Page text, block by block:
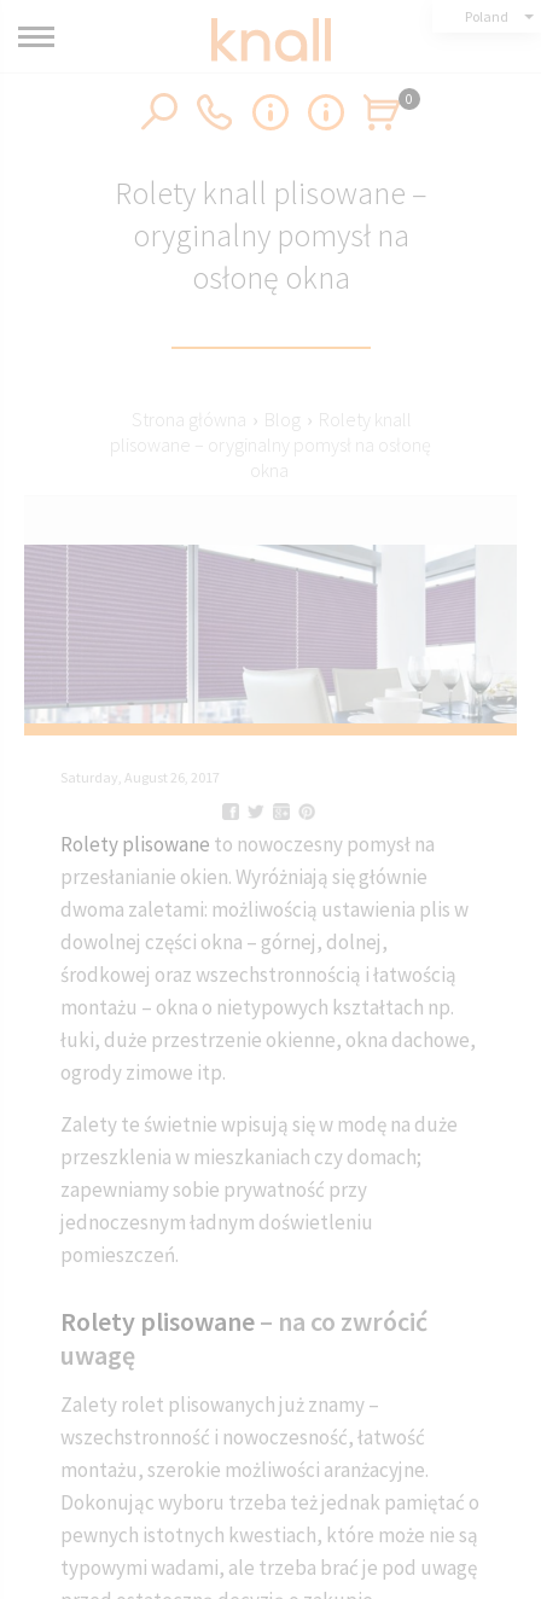
Poland
0
Rolety knall plisowane –
oryginalny pomysł na
osłonę okna
Strona główna › Blog › Rolety knall
plisowane – oryginalny pomysł na osłonę
okna
Saturday, August 26, 2017
Rolety plisowane to nowoczesny pomysł na
przesłanianie okien. Wyróżniają się głównie
dwoma zaletami: możliwością ustawienia plis w
dowolnej części okna – górnej, dolnej,
środkowej oraz wszechstronnością i łatwością
montażu – okna o nietypowych kształtach np.
łuki, duże przestrzenie okienne, okna dachowe,
ogrody zimowe itp.
Zalety te świetnie wpisują się w modę na duże
przeszklenia w mieszkaniach czy domach;
zapewniamy sobie prywatność przy
jednoczesnym ładnym doświetleniu
pomieszczeń.
Rolety plisowane– na co zwrócić
uwagę
Zalety rolet plisowanych już znamy –
wszechstronność i nowoczesność, łatwość
montażu, szerokie możliwości aranżacyjne.
Dokonując wyboru trzeba też jednak pamiętać o
pewnych istotnych kwestiach, które może nie są
typowymi wadami, ale trzeba brać je pod uwagę